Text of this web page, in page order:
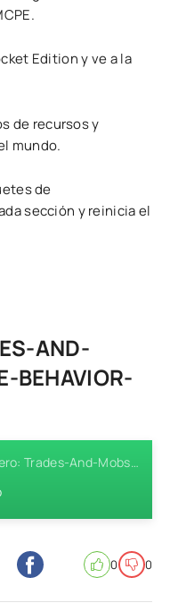
Edition y ve a la
de recursos y
mundo.
de
sección y reinicia el
AND-
BEHAVIOR-
Nombre del fichero: Trades-And-Mobs-Addon-MCPE-Behavior-1.20.mcpack
0 0